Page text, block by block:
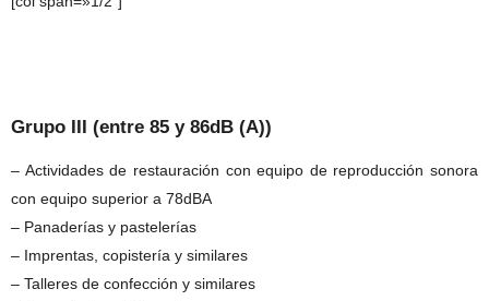
Grupo III (entre 85 y 86dB (A))
– Actividades de restauración con equipo de reproducción sonora
con equipo superior a 78dBA
– Panaderías y pastelerías
– Imprentas, copistería y similares
– Talleres de confección y similares